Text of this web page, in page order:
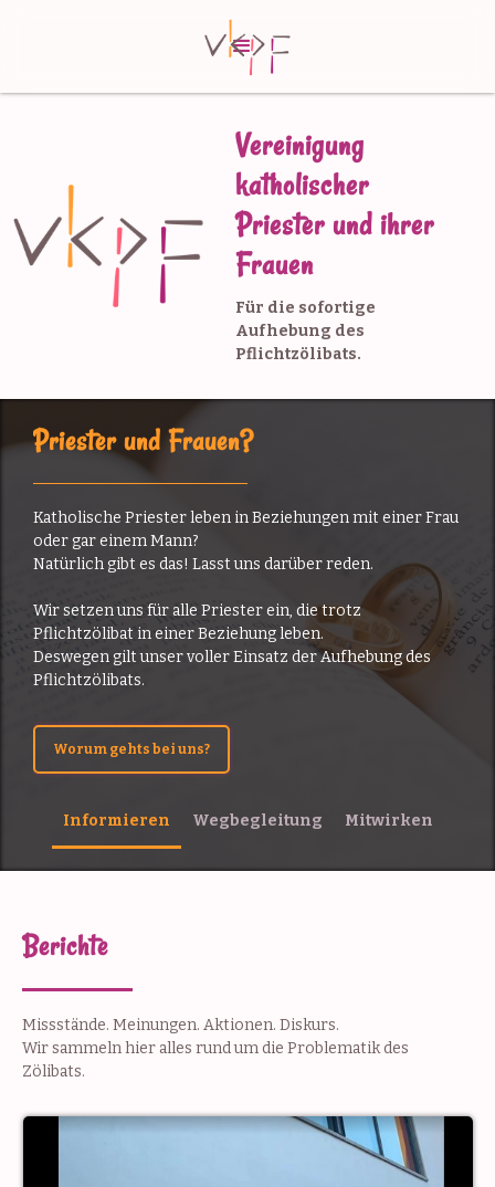
Vereinigung
katholischer
Priester und ihrer
Frauen
Für die sofortige
Aufhebung des
Pflichtzölibats.
Priester und Frauen?
Katholische Priester leben in Beziehungen mit einer Frau
oder gar einem Mann?
Natürlich gibt es das! Lasst uns darüber reden.
Wir setzen uns für alle Priester ein, die trotz
Pflichtzölibat in einer Beziehung leben.
Deswegen gilt unser voller Einsatz der Aufhebung des
Pflichtzölibats.
Worum gehts bei uns?
Informieren Wegbegleitung Mitwirken
Berichte
Missstände. Meinungen. Aktionen. Diskurs.
Wir sammeln hier alles rund um die Problematik des
Zölibats.